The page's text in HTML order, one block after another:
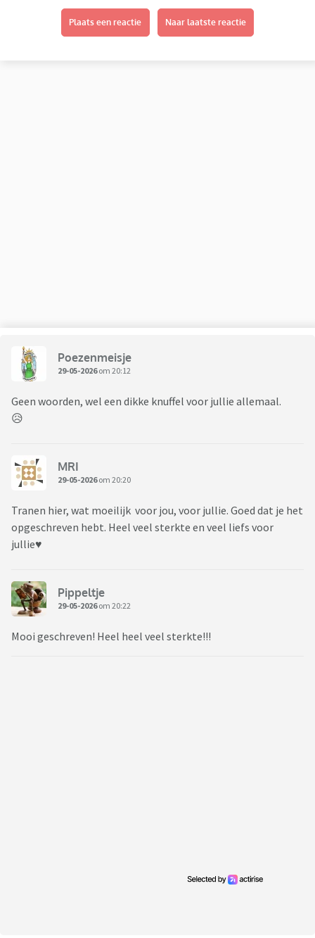
Plaats een reactie Naar laatste reactie
Poezenmeisje
29-05-2026om 20:12
Geen woorden, wel een dikke knuffel voor jullie allemaal.
😥
MRI
29-05-2026om 20:20
Tranen hier, wat moeilijk voor jou, voor jullie. Goed dat je het
opgeschreven hebt. Heel veel sterkte en veel liefs voor
jullie♥️
Pippeltje
29-05-2026om 20:22
Mooi geschreven! Heel heel veel sterkte!!!